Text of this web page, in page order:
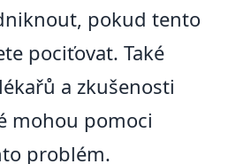
pokud tento
pociťovat. Také
a zkušenosti
mohou pomoci
problém.